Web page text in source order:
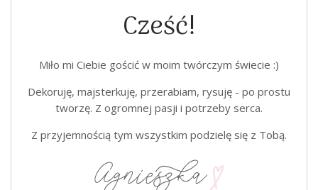
Cześć!
Miło mi Ciebie gościć w moim twórczym świecie :)
Dekoruję, majsterkuję, przerabiam, rysuję - po prostu
tworzę. Z ogromnej pasji i potrzeby serca.
Z przyjemnością tym wszystkim podzielę się z Tobą.